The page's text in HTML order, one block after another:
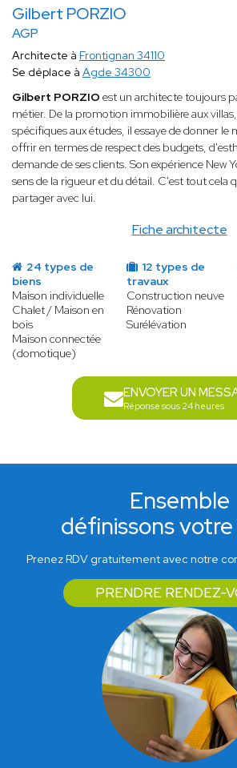
Gilbert PORZIO
AGP
Fiche architecte
Architecte à Frontignan 34110
Se déplace à Agde 34300
Gilbert PORZIO est un architecte toujours
métier. De la promotion immobilière aux
spécifiques aux études, il essaye de donner le
offrir en termes de respect des budgets,
demande de ses clients. Son expérience New
sens de la rigueur et du détail. C'est tout cela
partager avec lui.
24 types de
biens
Maison individuelle
Chalet / Maison en
bois
Maison connectée
(domotique)
12 types de
travaux
Construction neuve
Rénovation
Surélévation
ENVOYER UN
Réponse sous 24 heures
Ensemble
définissons
Prenez RDV gratuitement avec notre
PRENDRE RENDEZ-